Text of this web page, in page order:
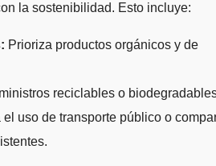
la sostenibilidad. Esto incluye:
Prioriza productos orgánicos y de
reciclables o
el uso de transporte público o